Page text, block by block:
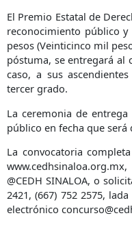
El Premio Estatal de
reconocimiento público
pesos (Veinticinco mil
póstuma, se entregará al
caso, a sus
tercer grado.
La ceremonia de
público en fecha que
La convocatoria
@CEDH SINALOA, o
2421, (667) 752 2575,
electrónico